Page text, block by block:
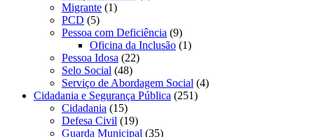
Migrante (1)
PCD (5)
Pessoa com Deficiência (9)
Oficina da Inclusão (1)
Pessoa Idosa (22)
Selo Social (48)
Serviço de Abordagem Social (4)
Cidadania e Segurança Pública (251)
Cidadania (15)
Defesa Civil (19)
Guarda Municipal (35)